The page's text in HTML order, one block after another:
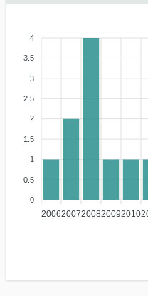
4
3.5
3
2.5
2
1.5
1
0.5
0
20062007200820092010